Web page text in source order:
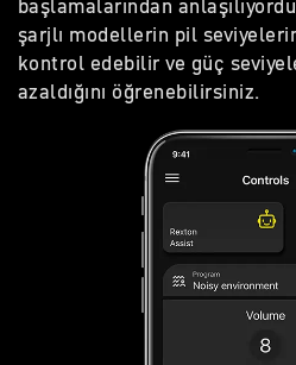
başlamalarından
şarjlı modellerin pil
kontrol edebilir ve güç
azaldığını öğrenebilirsiniz.